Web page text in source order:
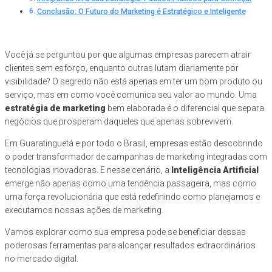
Conclusão: O Futuro do Marketing é Estratégico e Inteligente
Você já se perguntou por que algumas empresas parecem atrair
clientes sem esforço, enquanto outras lutam diariamente por
visibilidade? O segredo não está apenas em ter um bom produto ou
serviço, mas em como você comunica seu valor ao mundo. Uma
estratégia de marketing bem elaborada é o diferencial que separa
negócios que prosperam daqueles que apenas sobrevivem.
Em Guaratinguetá e por todo o Brasil, empresas estão descobrindo
o poder transformador de campanhas de marketing integradas com
tecnologias inovadoras. E nesse cenário, a Inteligência Artificial
emerge não apenas como uma tendência passageira, mas como
uma força revolucionária que está redefinindo como planejamos e
executamos nossas ações de marketing.
Vamos explorar como sua empresa pode se beneficiar dessas
poderosas ferramentas para alcançar resultados extraordinários
no mercado digital.